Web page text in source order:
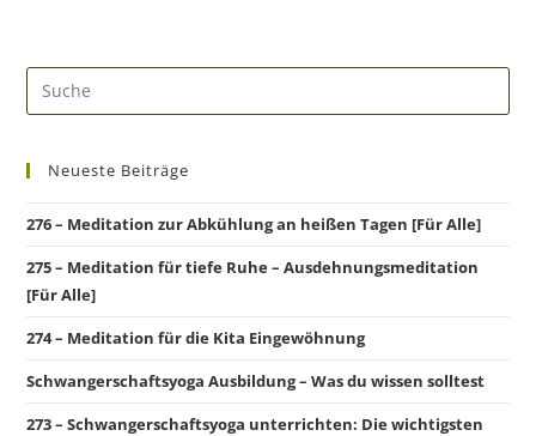
Neueste Beiträge
276 – Meditation zur Abkühlung an heißen Tagen [Für Alle]
275 – Meditation für tiefe Ruhe – Ausdehnungsmeditation
[Für Alle]
274 – Meditation für die Kita Eingewöhnung
Schwangerschaftsyoga Ausbildung – Was du wissen solltest
273 – Schwangerschaftsyoga unterrichten: Die wichtigsten